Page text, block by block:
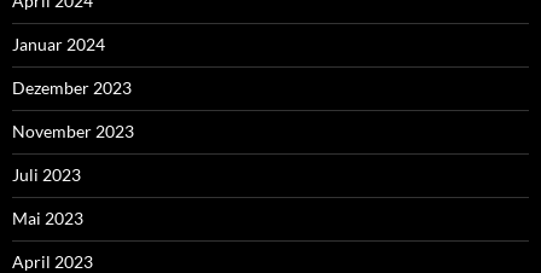
Januar 2024
Dezember 2023
November 2023
Juli 2023
Mai 2023
April 2023